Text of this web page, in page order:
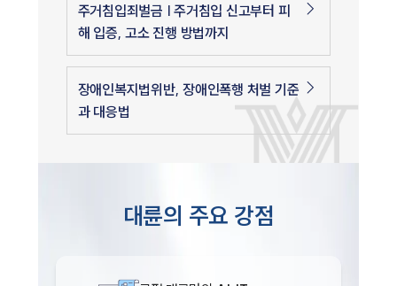
주거침입죄벌금 | 주거침입 신고부터 피
해 입증, 고소 진행 방법까지
장애인복지법위반, 장애인폭행 처벌 기준
과 대응법
대륜의 주요 강점